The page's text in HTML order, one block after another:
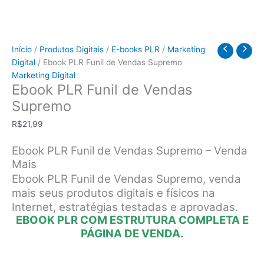
Início / Produtos Digitais / E-books PLR / Marketing
Digital / Ebook PLR Funil de Vendas Supremo
Marketing Digital
Ebook PLR Funil de Vendas
Supremo
R$21,99
Ebook PLR Funil de Vendas Supremo – Venda
Mais
Ebook PLR Funil de Vendas Supremo, venda
mais seus produtos digitais e físicos na
Internet, estratégias testadas e aprovadas.
EBOOK PLR COM ESTRUTURA COMPLETA E
PÁGINA DE VENDA.